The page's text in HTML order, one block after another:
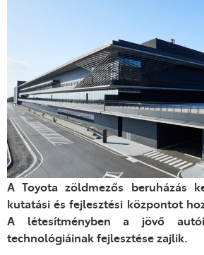
A Toyota zöldmezős beruházás
kutatási és fejlesztési központot
A létesítményben a jövő
technológiáinak fejlesztése zajlik.